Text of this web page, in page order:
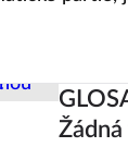
partie,